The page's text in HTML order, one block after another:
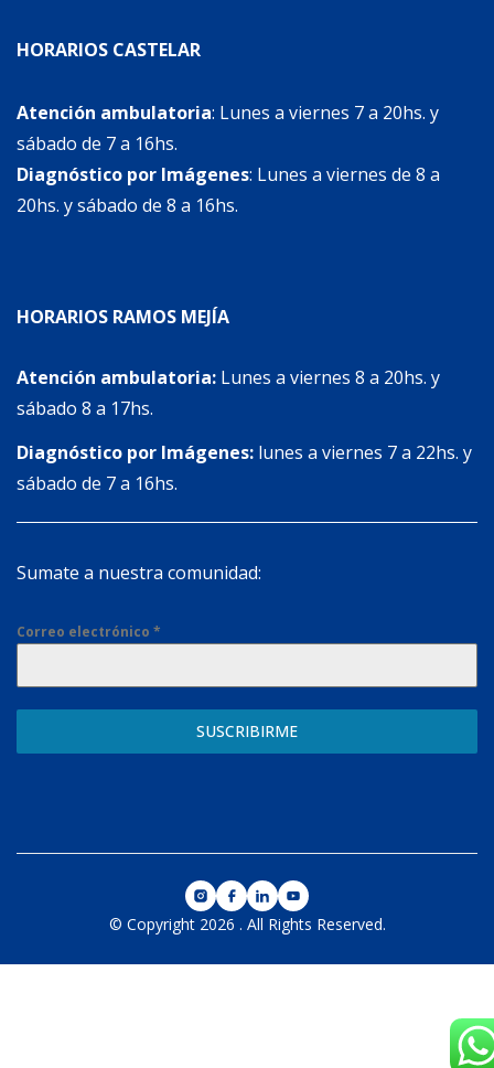
HORARIOS CASTELAR
Atención ambulatoria: Lunes a viernes 7 a 20hs. y
sábado de 7 a 16hs.
Diagnóstico por Imágenes: Lunes a viernes de 8 a
20hs. y sábado de 8 a 16hs.
HORARIOS RAMOS MEJÍA
Atención ambulatoria: Lunes a viernes 8 a 20hs. y
sábado 8 a 17hs.
Diagnóstico por Imágenes: lunes a viernes 7 a 22hs. y
sábado de 7 a 16hs.
Sumate a nuestra comunidad:
Correo electrónico *
SUSCRIBIRME
© Copyright 2026 . All Rights Reserved.